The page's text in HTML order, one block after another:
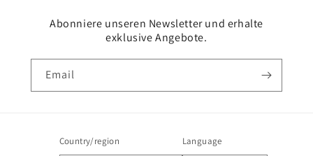
Abonniere unseren Newsletter und erhalte
exklusive Angebote.
Email
Country/region Language